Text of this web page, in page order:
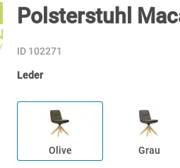
Polsterstuhl
ID 102271
Leder
Olive Grau